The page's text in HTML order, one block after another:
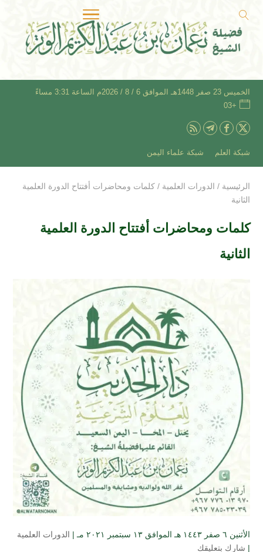
الخميس 23 صفر 1448هـ الموافق 6 / 8 / 2026م الساعة 3:31 مساءً
+03
شبكة العلم شبكة علماء اليمن
الرئيسية / الدورات العلمية / كلمات ومحاضرات أفتتاح الدورة العلمية
الثانية
كلمات ومحاضرات أفتتاح الدورة العلمية
الثانية
الأثنين ٦ صفر ۱٤٤۳ هـ الموافق ۱۳ سبتمبر ۲۰۲۱ مـ |
الدورات العلمية
| شارك بتعليقك